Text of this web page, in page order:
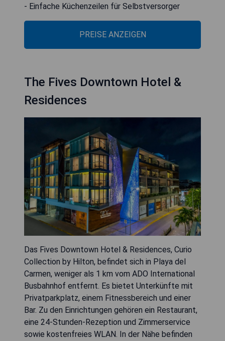
- Einfache Küchenzeilen für Selbstversorger
PREISE ANZEIGEN
The Fives Downtown Hotel &
Residences
Das Fives Downtown Hotel & Residences, Curio
Collection by Hilton, befindet sich in Playa del
Carmen, weniger als 1 km vom ADO International
Busbahnhof entfernt. Es bietet Unterkünfte mit
Privatparkplatz, einem Fitnessbereich und einer
Bar. Zu den Einrichtungen gehören ein Restaurant,
eine 24-Stunden-Rezeption und Zimmerservice
sowie kostenfreies WLAN. In der Nähe befinden